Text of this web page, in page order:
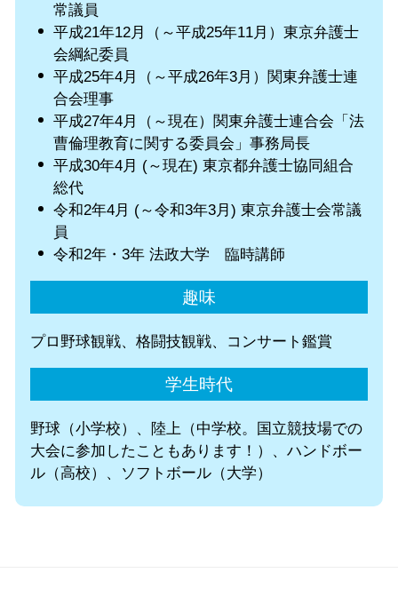
常議員
平成21年12月（～平成25年11月）東京弁護士
会綱紀委員
平成25年4月（～平成26年3月）関東弁護士連
合会理事
平成27年4月（～現在）関東弁護士連合会「法
曹倫理教育に関する委員会」事務局長
平成30年4月 (～現在) 東京都弁護士協同組合
総代
令和2年4月 (～令和3年3月) 東京弁護士会常議
員
令和2年・3年 法政大学 臨時講師
趣味
プロ野球観戦、格闘技観戦、コンサート鑑賞
学生時代
野球（小学校）、陸上（中学校。国立競技場での
大会に参加したこともあります！）、ハンドボー
ル（高校）、ソフトボール（大学）